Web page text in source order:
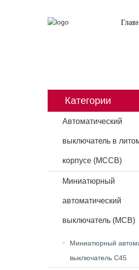
Категории
Автоматический
выключатель в
корпусе (MCCB)
Миниатюрный
автоматический
выключатель (MCB)
Миниатюрный
выключатель C45